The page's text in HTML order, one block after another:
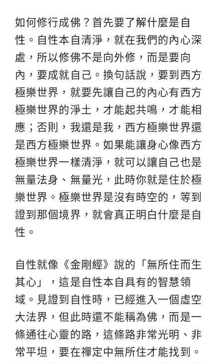
如何修行成佛？首先要了解什麼是自
性 。自性本自清淨，就在我們的內心深
處，所以修佛不是向外修，而是要向
內，要成就自己。換句話說，要到西方
極樂世界，就要先讓自己的內心有西方
極樂世界的淨土，才能起共鳴，才能相
應；否則，我還是我，西方極樂世界還
是西方極樂世界。如果能讓身心像西方
極樂世界一樣清淨，就可以讓自己也是
無量法身、無量光，此時你就是住於極
樂世界。極樂世界是沒有時空的，等到
證到那個境界，就會真正明白什麼是自
性。
自性就像《金剛經》說的「無所住而生
其心」，這是自性本自具有的智慧領
域。見證到自性時，已經進入一個虛空
大法界，但此時還不能稱為佛，而是一
條通往心靈的路，這條路非常光明、非
常平坦，要在禪定中無所住才能找到。